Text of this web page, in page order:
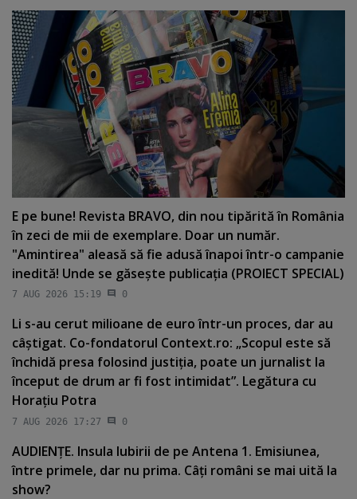
E pe bune! Revista BRAVO, din nou tipărită în România
în zeci de mii de exemplare. Doar un număr.
"Amintirea" aleasă să fie adusă înapoi într-o campanie
inedită! Unde se găseşte publicaţia (PROIECT SPECIAL)
7 AUG 2026 15:19 0
Li s-au cerut milioane de euro într-un proces, dar au
câştigat. Co-fondatorul Context.ro: „Scopul este să
închidă presa folosind justiţia, poate un jurnalist la
început de drum ar fi fost intimidat”. Legătura cu
Horaţiu Potra
7 AUG 2026 17:27 0
AUDIENŢE. Insula Iubirii de pe Antena 1. Emisiunea,
între primele, dar nu prima. Câţi români se mai uită la
show?